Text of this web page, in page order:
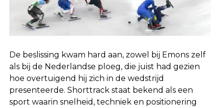
De beslissing kwam hard aan, zowel bij Emons zelf
als bij de Nederlandse ploeg, die juist had gezien
hoe overtuigend hij zich in de wedstrijd
presenteerde. Shorttrack staat bekend als een
sport waarin snelheid, techniek en positionering